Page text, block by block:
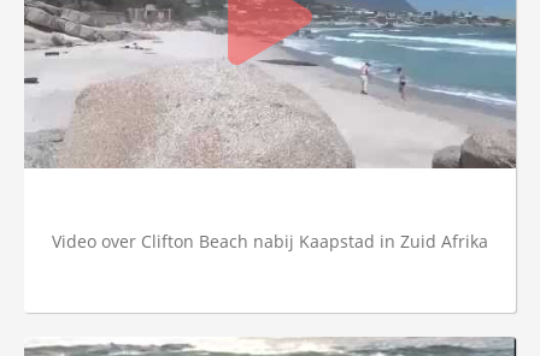
Video over Clifton Beach nabij Kaapstad in Zuid Afrika